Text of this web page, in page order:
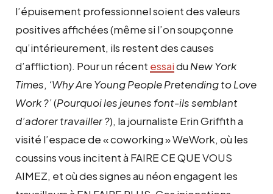
l’épuisement professionnel soient des valeurs
positives affichées (même si l’on soupçonne
qu’intérieurement, ils restent des causes
d’affliction). Pour un récent essaidu New York
Times, ‘Why Are Young People Pretending to Love
Work ?’(Pourquoi les jeunes font-ils semblant
d’adorer travailler ?), la journaliste Erin Griffith a
visité l’espace de « coworking » WeWork, où les
coussins vous incitent à FAIRE CE QUE VOUS
AIMEZ, et où des signes au néon engagent les